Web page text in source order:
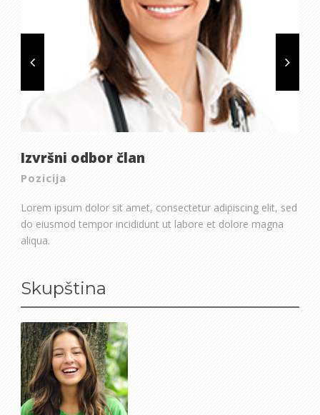
Izvršni odbor član
Pozicija
Lorem ipsum dolor sit amet, consectetur adipiscing elit, sed
do eiusmod tempor incididunt ut labore et dolore magna
aliqua.
Skupština